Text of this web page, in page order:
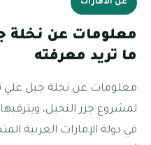
عن الامارات
معلومات عن نخلة
ما تريد معرفته
معلومات عن نخلة جبل علي
لمشروع جزر النخيل،
في دولة الإمارات العربية